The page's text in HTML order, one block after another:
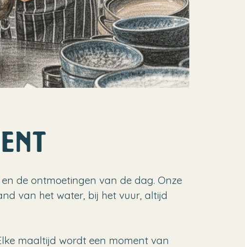
de ontmoetingen van de dag. Onze
van het water, bij het vuur, altijd
maaltijd wordt een moment van